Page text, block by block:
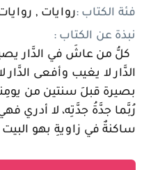
فئة الكتاب :روايات ,
نبذة عن الكتاب :
كلُّ من عاشَ في الدَّار
الدَّار لا يغيب وأفعى الدَّار
بصيرة قبلَ سنتين من
رُبَّما جدَّةُ جدَّتِه، لا أدري
ساكنةٌ في زاويةِ بهو